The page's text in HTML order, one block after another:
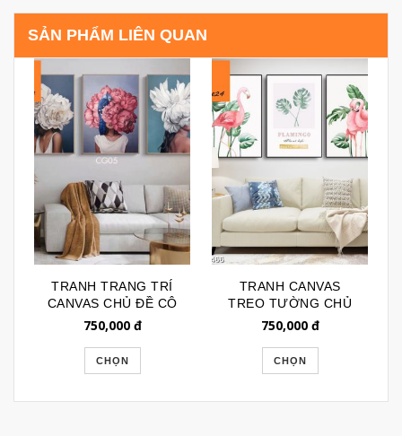
SẢN PHẨM LIÊN QUAN
TRANH TRANG TRÍ
CANVAS CHỦ ĐỀ CÔ
GÁI CODE : CAV17
750,000đ
CHỌN
TRANH CANVAS
TREO TƯỜNG CHỦ
ĐỀ HỒNG HẠC
750,000đ
CHỌN